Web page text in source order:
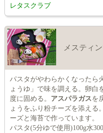
レタスクラブ
メスティ
パスタがやわらかくなったら
ょうゆ」で味を調える。卵白
度に固める。 アスパラガスを
ょうをふり粉チーズを添える
ーズと海苔で作っています。
パスタ(5分ゆで使用)100g水